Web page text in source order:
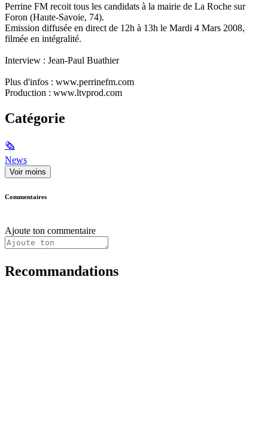
Perrine FM recoit tous les candidats à la mairie de La Roche sur
Foron (Haute-Savoie, 74).
Emission diffusée en direct de 12h à 13h le Mardi 4 Mars 2008,
filmée en intégralité.
Interview : Jean-Paul Buathier
Plus d'infos : www.perrinefm.com
Production : www.ltvprod.com
Catégorie
🗞
News
Voir moins
Commentaires
Ajoute ton commentaire
Recommandations